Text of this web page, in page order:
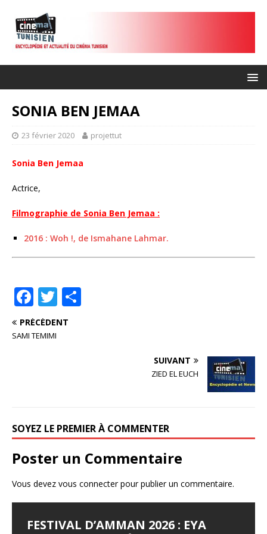
SONIA BEN JEMAA
23 février 2020 projettut
Sonia Ben Jemaa
Actrice,
Filmographie de Sonia Ben Jemaa :
2016 : Woh !, de Ismahane Lahmar.
F
a
c
k
T
w
PRÉCÉDENT
SAMI TEMIMI
SUIVANT
ZIED EL EUCH
SOYEZ LE PREMIER À COMMENTER
Poster un Commentaire
Vous devez vous connecterpour publier un commentaire.
FESTIVAL D’AMMAN 2026 : EYA
LES JOURNÉES
LE SYNDROME DE DJAMILA
JALILA BORHANE
BABOUNA BEN AYED